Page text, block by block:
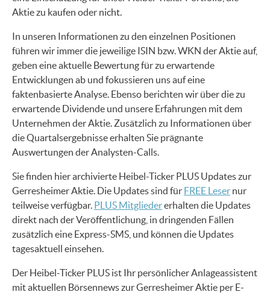
Aktie zu kaufen oder nicht.
In unseren Informationen zu den einzelnen Positionen
führen wir immer die jeweilige ISIN bzw. WKN der Aktie auf,
geben eine aktuelle Bewertung für zu erwartende
Entwicklungen ab und fokussieren uns auf eine
faktenbasierte Analyse. Ebenso berichten wir über die zu
erwartende Dividende und unsere Erfahrungen mit dem
Unternehmen der Aktie. Zusätzlich zu Informationen über
die Quartalsergebnisse erhalten Sie prägnante
Auswertungen der Analysten-Calls.
Sie finden hier archivierte Heibel-Ticker PLUS Updates zur
Gerresheimer Aktie. Die Updates sind für FREE Leser nur
teilweise verfügbar. PLUS Mitgliedererhalten die Updates
direkt nach der Veröffentlichung, in dringenden Fällen
zusätzlich eine Express-SMS, und können die Updates
tagesaktuell einsehen.
Der Heibel-Ticker PLUS ist Ihr persönlicher Anlageassistent
mit aktuellen Börsennews zur Gerresheimer Aktie per E-